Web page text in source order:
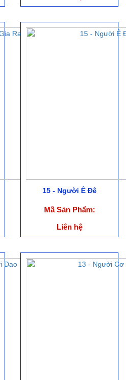
15 - Người Ê Đê
Mã Sản Phẩm:
Liên hệ